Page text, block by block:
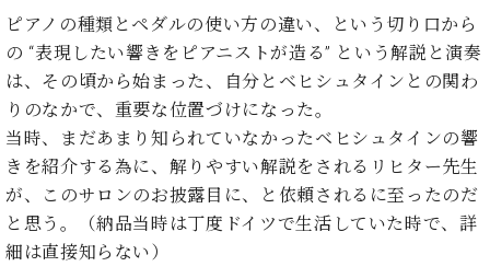
ン
ス
C.
ベ
ヒ
ュ
タ
タ
ッ
チ
ベ
ヒ
ュ
タ
イ
音
楽
家
達
の
声
ベ
シ
ニ
ュ
ー
ス・
イ
ベ
ン
ト
情
報
等)
プ
レ
リ
リ
ー
う
は、
お
近
く
の
営
店
舗
ベ
ヒ
シ
タ
イ
ン・
ジ
ャ
ン
ピアノの種類とペダルの使い方の違い、という切り口から
の “表現したい響きをピアニストが造る” という解説と演奏
は、その頃から始まった、自分とベヒシュタインとの関わ
りのなかで、重要な位置づけになった。
当時、まだあまり知られていなかったベヒシュタインの響
きを紹介する為に、解りやすい解説をされるリヒター先生
が、このサロンのお披露目に、と依頼されるに至ったのだ
と思う。（納品当時は丁度ドイツで生活していた時で、詳
細は直接知らない）